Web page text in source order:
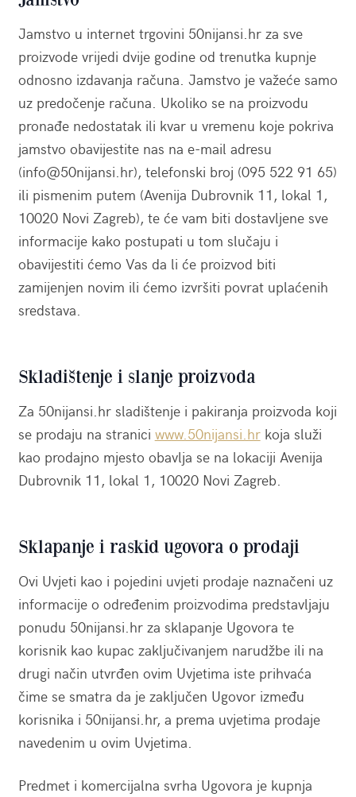
Jamstvo u internet trgovini 50nijansi.hr za sve
proizvode vrijedi dvije godine od trenutka kupnje
odnosno izdavanja računa. Jamstvo je važeće samo
uz predočenje računa. Ukoliko se na proizvodu
pronađe nedostatak ili kvar u vremenu koje pokriva
jamstvo obavijestite nas na e-mail adresu
(info@50nijansi.hr), telefonski broj (095 522 91 65)
ili pismenim putem (Avenija Dubrovnik 11, lokal 1,
10020 Novi Zagreb), te će vam biti dostavljene sve
informacije kako postupati u tom slučaju i
obavijestiti ćemo Vas da li će proizvod biti
zamijenjen novim ili ćemo izvršiti povrat uplaćenih
sredstava.
Skladištenje i slanje proizvoda
Za 50nijansi.hr sladištenje i pakiranja proizvoda koji
se prodaju na stranici www.50nijansi.hrkoja služi
kao prodajno mjesto obavlja se na lokaciji Avenija
Dubrovnik 11, lokal 1, 10020 Novi Zagreb.
Sklapanje i raskid ugovora o prodaji
Ovi Uvjeti kao i pojedini uvjeti prodaje naznačeni uz
informacije o određenim proizvodima predstavljaju
ponudu 50nijansi.hr za sklapanje Ugovora te
korisnik kao kupac zaključivanjem narudžbe ili na
drugi način utvrđen ovim Uvjetima iste prihvaća
čime se smatra da je zaključen Ugovor između
korisnika i 50nijansi.hr, a prema uvjetima prodaje
navedenim u ovim Uvjetima.
Predmet i komercijalna svrha Ugovora je kupnja